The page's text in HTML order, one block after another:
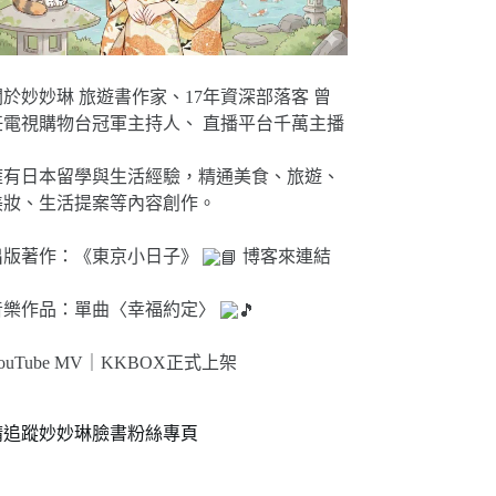
妙妙琳 旅遊書作家、17年資深部落客 曾
電視購物台冠軍主持人、 直播平台千萬主播
日本留學與生活經驗，精通美食、旅遊、
、生活提案等內容創作。
著作：《東京小日子》 博客來連結
作品：單曲〈幸福約定〉
MV｜KKBOX正式上架
追蹤妙妙琳臉書粉絲專頁